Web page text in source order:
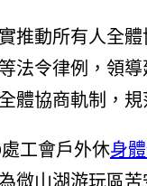
推動所有人全
法令律例，領
體協商軌制，
工會戶外休身
微山湖游玩區